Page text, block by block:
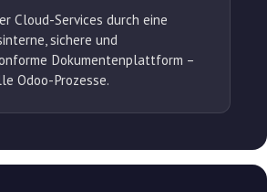
Cloud-Services durch eine
sichere und
Dokumentenplattform –
Odoo-Prozesse.